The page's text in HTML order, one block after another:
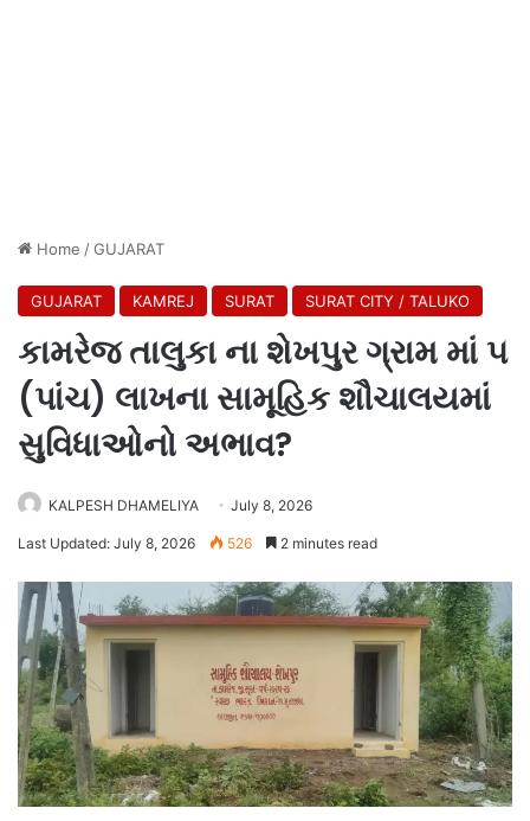
Home /GUJARAT
GUJARAT KAMREJ SURAT SURAT CITY / TALUKO
કામરેજ તાલુકા ના શેખપુર ગ્રામ માં ૫
(પાંચ) લાખના સામૂહિક શૌચાલયમાં
સુવિધાઓનો અભાવ?
KALPESH DHAMELIYA July 8, 2026
Last Updated: July 8, 2026 526 2 minutes read